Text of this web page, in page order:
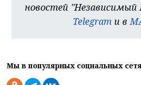
новостей "Независимый
Telegram и в
Мы в популярных социальных